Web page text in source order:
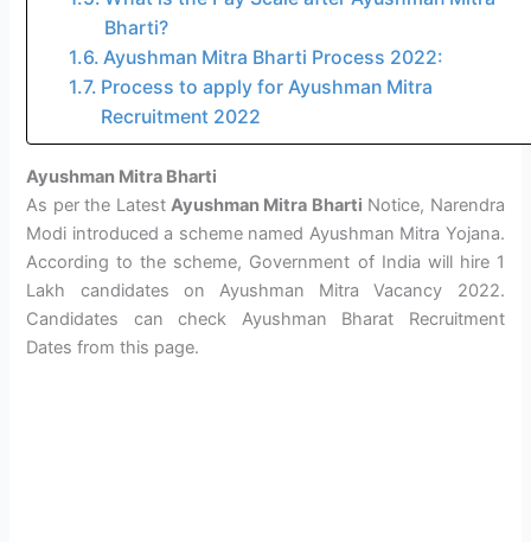
Bharti?
Ayushman Mitra Bharti Process 2022:
Process to apply for Ayushman Mitra
Recruitment 2022
Ayushman Mitra Bharti
As per the Latest Ayushman Mitra Bharti Notice, Narendra
Modi introduced a scheme named Ayushman Mitra Yojana.
According to the scheme, Government of India will hire 1
Lakh candidates on Ayushman Mitra Vacancy 2022.
Candidates can check Ayushman Bharat Recruitment
Dates from this page.